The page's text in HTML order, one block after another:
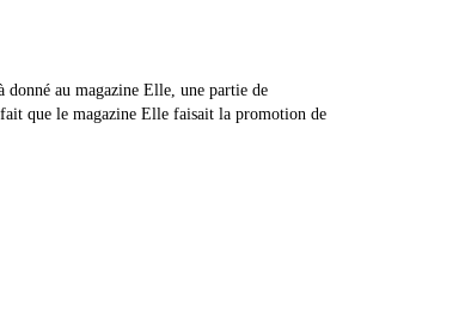
au magazine Elle, une partie de
que le magazine Elle faisait la promotion de